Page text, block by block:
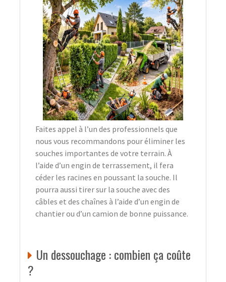
Faites appel à l’un des professionnels que
nous vous recommandons pour éliminer les
souches importantes de votre terrain. À
l’aide d’un engin de terrassement, il fera
céder les racines en poussant la souche. Il
pourra aussi tirer sur la souche avec des
câbles et des chaînes à l’aide d’un engin de
chantier ou d’un camion de bonne puissance.
Un dessouchage : combien ça coûte
?